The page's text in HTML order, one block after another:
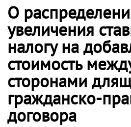
О
увеличения
налогу на
стоимость
сторонами
гражданско-
договора